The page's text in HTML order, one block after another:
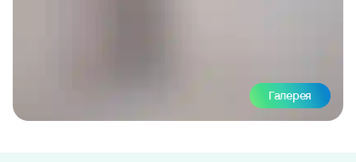
Галерея